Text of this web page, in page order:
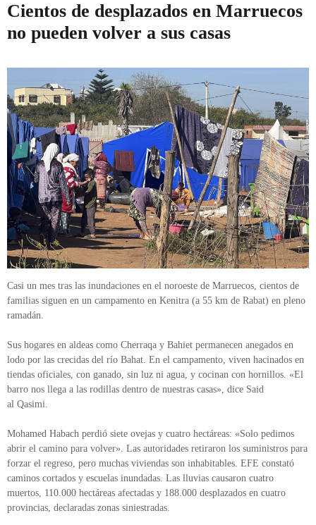
Cientos de desplazados en Marruecos
no pueden volver a sus casas
Casi un mes tras las inundaciones en el noroeste de Marruecos, cientos de
familias siguen en un campamento en Kenitra (a 55 km de Rabat) en pleno
ramadán.
Sus hogares en aldeas como Cherraqa y Bahiet permanecen anegados en
lodo por las crecidas del río Bahat. En el campamento, viven hacinados en
tiendas oficiales, con ganado, sin luz ni agua, y cocinan con hornillos. «El
barro nos llega a las rodillas dentro de nuestras casas», dice Said
al Qasimi.
Mohamed Habach perdió siete ovejas y cuatro hectáreas: «Solo pedimos
abrir el camino para volver». Las autoridades retiraron los suministros para
forzar el regreso, pero muchas viviendas son inhabitables. EFE constató
caminos cortados y escuelas inundadas. Las lluvias causaron cuatro
muertos, 110.000 hectáreas afectadas y 188.000 desplazados en cuatro
provincias, declaradas zonas siniestradas.